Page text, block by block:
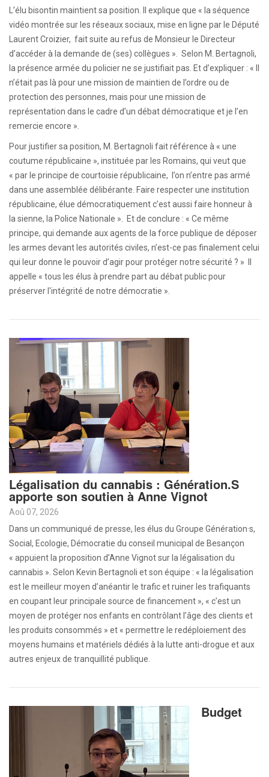
L’élu bisontin maintient sa position. Il explique que « la séquence
vidéo montrée sur les réseaux sociaux, mise en ligne par le Député
Laurent Croizier, fait suite au refus de Monsieur le Directeur
d’accéder à la demande de (ses) collègues ». Selon M. Bertagnoli,
la présence armée du policier ne se justifiait pas. Et d’expliquer : « Il
n’était pas là pour une mission de maintien de l’ordre ou de
protection des personnes, mais pour une mission de
représentation dans le cadre d’un débat démocratique et je l’en
remercie encore ».
Pour justifier sa position, M. Bertagnoli fait référence à « une
coutume républicaine », instituée par les Romains, qui veut que
« par le principe de courtoisie républicaine, l’on n’entre pas armé
dans une assemblée délibérante. Faire respecter une institution
républicaine, élue démocratiquement c’est aussi faire honneur à
la sienne, la Police Nationale ». Et de conclure : « Ce même
principe, qui demande aux agents de la force publique de déposer
les armes devant les autorités civiles, n’est-ce pas finalement celui
qui leur donne le pouvoir d’agir pour protéger notre sécurité ? » Il
appelle « tous les élus à prendre part au débat public pour
préserver l'intégrité de notre démocratie ».
Légalisation du cannabis : Génération.S
apporte son soutien à Anne Vignot
Aoû 07, 2026
Dans un communiqué de presse, les élus du Groupe Génération·s,
Social, Ecologie, Démocratie du conseil municipal de Besançon
« appuient la proposition d’Anne Vignot sur la légalisation du
cannabis ». Selon Kevin Bertagnoli et son équipe : « la légalisation
est le meilleur moyen d’anéantir le trafic et ruiner les trafiquants
en coupant leur principale source de financement », « c’est un
moyen de protéger nos enfants en contrôlant l’âge des clients et
les produits consommés » et « permettre le redéploiement des
moyens humains et matériels dédiés à la lutte anti-drogue et aux
autres enjeux de tranquillité publique.
Budget